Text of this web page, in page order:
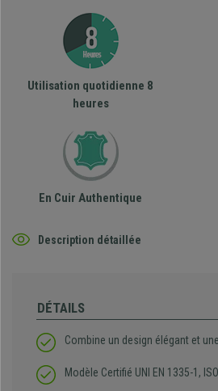
Utilisation quotidienne 8
heures
En Cuir Authentique
Description détaillée
DÉTAILS
Combine un design élégant et
Modèle Certifié UNI EN 1335-1,